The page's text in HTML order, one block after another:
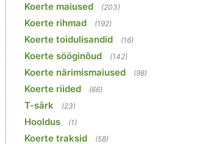
Koerte maiused (203)
Koerte rihmad (192)
Koerte toidulisandid (16)
Koerte sööginõud (142)
Koerte närimismaiused (98)
Koerte riided (66)
T-särk (23)
Hooldus (1)
Koerte traksid (58)